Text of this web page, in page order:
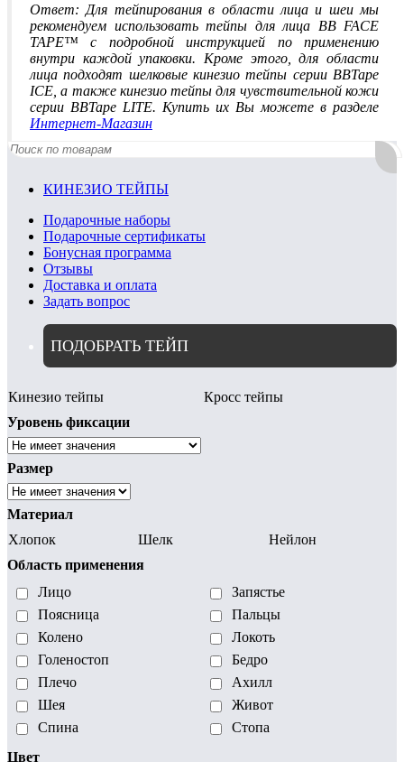
Ответ: Для тейпирования в области лица и шеи мы
рекомендуем использовать тейпы для лица BB FACE
TAPE™ с подробной инструкцией по применению
внутри каждой упаковки. Кроме этого, для области
лица подходят шелковые кинезио тейпы серии BBTape
ICE, а также кинезио тейпы для чувствительной кожи
серии BBTape LITE. Купить их Вы можете в разделе
Интернет-Магазин
КИНЕЗИО ТЕЙПЫ
Подарочные наборы
Подарочные сертификаты
Бонусная программа
Отзывы
Доставка и оплата
Задать вопрос
ПОДОБРАТЬ ТЕЙП
Кинезио тейпы
Кросс тейпы
Уровень фиксации
Размер
Материал
Хлопок
Шелк
Нейлон
Область применения
Лицо
Поясница
Колено
Голеностоп
Плечо
Шея
Спина
Запястье
Пальцы
Локоть
Бедро
Ахилл
Живот
Стопа
Цвет